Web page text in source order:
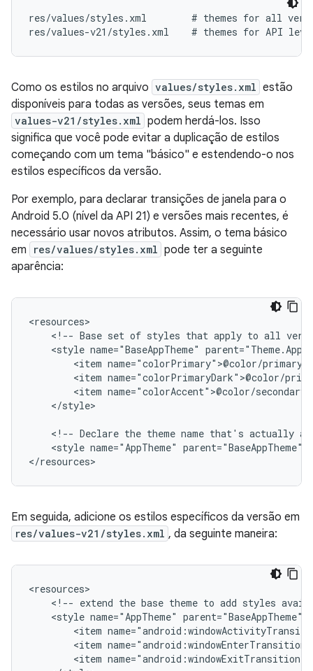
res/values/styles.xml        # themes for all
Como os estilos no arquivo values/styles.xml estão
disponíveis para todas as versões, seus temas em
values-v21/styles.xml podem herdá-los. Isso
significa que você pode evitar a duplicação de estilos
começando com um tema "básico" e estendendo-o nos
estilos específicos da versão.
Por exemplo, para declarar transições de janela para o
Android 5.0 (nível da API 21) e versões mais recentes, é
necessário usar novos atributos. Assim, o tema básico
em
res/values/styles.xml pode ter a seguinte
aparência:
<!-- Base set of styles that apply to all
<style name="BaseAppTheme"
<item
<item
<item
</style>
<!-- Declare the theme name that's actually
<style name="AppTheme" parent="BaseAppTheme"
</resources>
Em seguida, adicione os estilos específicos da versão em
res/values-v21/styles.xml , da seguinte maneira:
<!-- extend the base theme to add styles
<style name="AppTheme"
<item
<item
<item